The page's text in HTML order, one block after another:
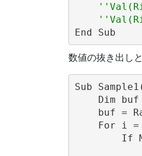
数値の抜き出し
Sub
Dim
buf =
For i =
If